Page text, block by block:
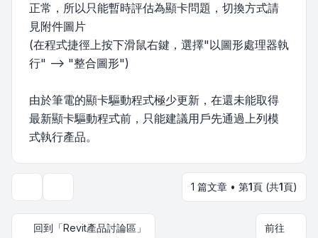
正常，所以只能暫時評估為顯卡問題，切換方式請
見附件圖片
(在程式捷徑上按下滑鼠右鍵，選擇"以圖形處理器執
行" --> "整合圖形")
由於筆電的顯卡驅動程式極少更新，在還未能取得
最新顯卡驅動程式前，只能建議用戶先通過上列模
式執行產品。
1 篇文章 • 第1頁 (共1頁)
回到「Revit產品討論區」 前往